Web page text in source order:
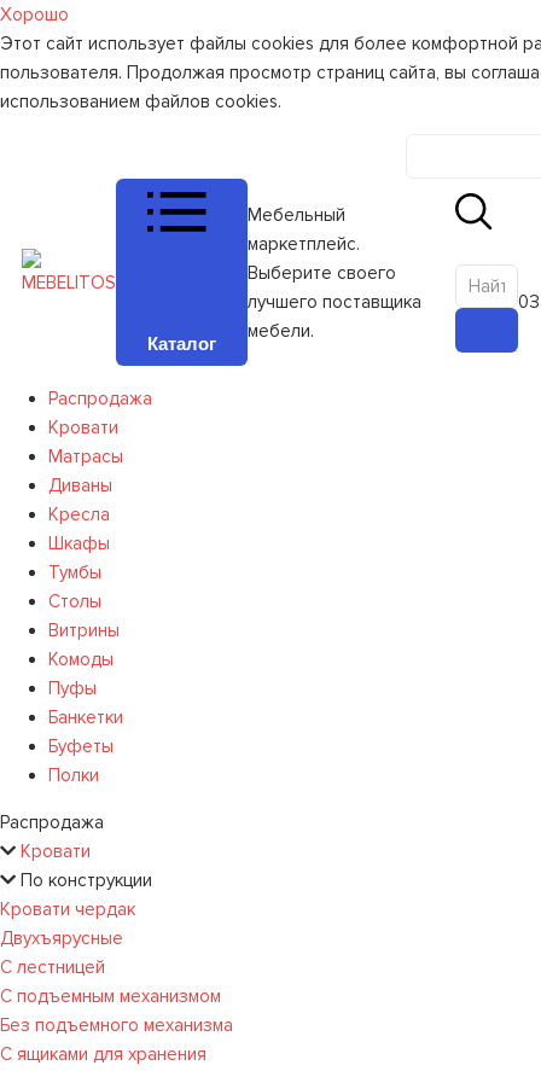
Хорошо
Этот сайт использует файлы cookies для более комфортной
пользователя. Продолжая просмотр страниц сайта, вы
использованием файлов cookies.
Каталог
Мебельный
маркетплейс.
Выберите своего
лучшего поставщика
мебели.
0
Распродажа
Кровати
Матрасы
Диваны
Кресла
Шкафы
Тумбы
Столы
Витрины
Комоды
Пуфы
Банкетки
Буфеты
Полки
Распродажа
Кровати
По конструкции
Кровати чердак
Двухъярусные
С лестницей
С подъемным механизмом
Без подъемного механизма
С ящиками для хранения